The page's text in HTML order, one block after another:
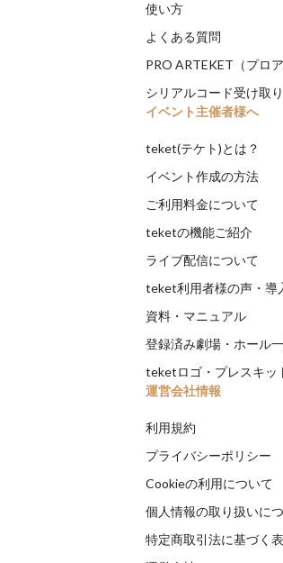
使い方
よくある質問
PRO ARTEKET（プロア
シリアルコード受け取り
イベント主催者様へ
teket(テケト)とは？
イベント作成の方法
ご利用料金について
teketの機能ご紹介
ライブ配信について
teket利用者様の声・導
資料・マニュアル
登録済み劇場・ホール
teketロゴ・プレスキッ
運営会社情報
利用規約
プライバシーポリシー
Cookieの利用について
個人情報の取り扱いに
特定商取引法に基づく